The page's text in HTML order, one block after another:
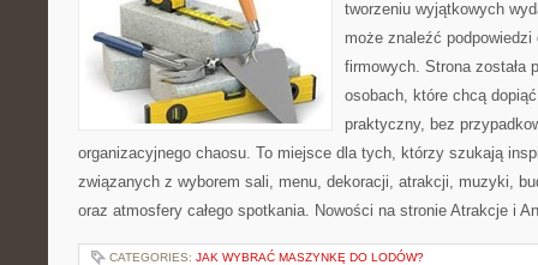
tworzeniu wyjątkowych
może znaleźć
firmowych. Strona została
osobach, które chcą
praktyczny, bez
organizacyjnego chaosu. To miejsce dla tych, którzy szukają
związanych z wyborem sali, menu, dekoracji, atrakcji, muzyki,
oraz atmosfery całego spotkania. Nowości na stronie Atrakcje i
CATEGORIES: JAK WYBRAĆ MASZYNKĘ DO LODÓW?